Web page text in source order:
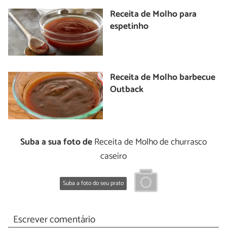
Receita de Molho para
espetinho
Receita de Molho barbecue
Outback
Suba a sua foto deReceita de Molho de churrasco
caseiro
Suba a foto do seu prato
Escrever comentário